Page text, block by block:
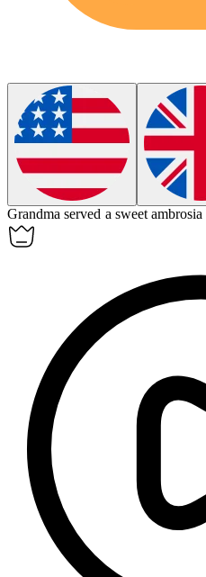
Grandma served a sweetambrosia